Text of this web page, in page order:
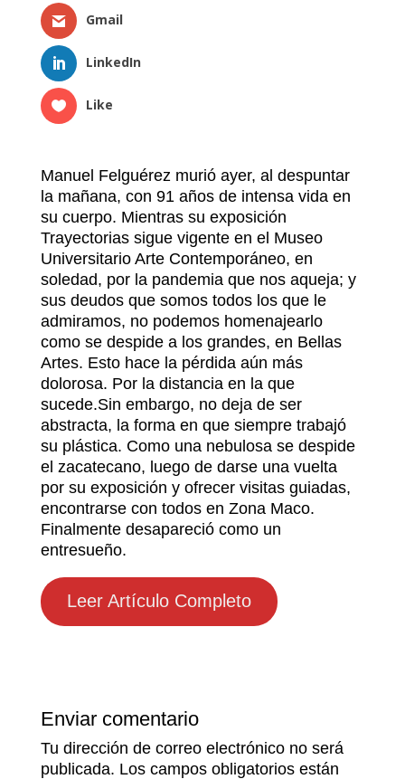
Gmail
LinkedIn
Like
Manuel Felguérez murió ayer, al despuntar
la mañana, con 91 años de intensa vida en
su cuerpo. Mientras su exposición
Trayectorias sigue vigente en el Museo
Universitario Arte Contemporáneo, en
soledad, por la pandemia que nos aqueja; y
sus deudos que somos todos los que le
admiramos, no podemos homenajearlo
como se despide a los grandes, en Bellas
Artes. Esto hace la pérdida aún más
dolorosa. Por la distancia en la que
sucede.Sin embargo, no deja de ser
abstracta, la forma en que siempre trabajó
su plástica. Como una nebulosa se despide
el zacatecano, luego de darse una vuelta
por su exposición y ofrecer visitas guiadas,
encontrarse con todos en Zona Maco.
Finalmente desapareció como un
entresueño.
Leer Artículo Completo
Enviar comentario
Tu dirección de correo electrónico no será
publicada. Los campos obligatorios están